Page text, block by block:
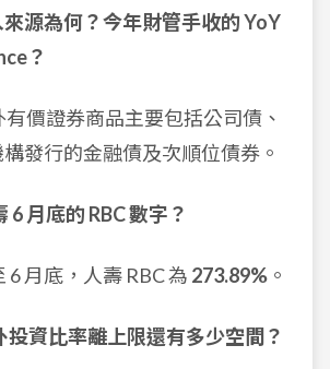
源為何？今年財管手收的 YoY
？
有價證券商品主要包括公司債、
發行的金融債及次順位債券。
6 月底的 RBC 數字？
6 月底，人壽 RBC 為 273.89% 。
投資比率離上限還有多少空間？